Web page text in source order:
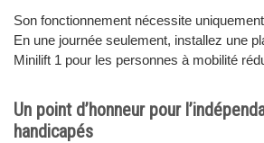
Son fonctionnement nécessite
En une journée seulement, installez une
Minilift 1 pour les personnes à mobilité
Un point d’honneur pour
handicapés